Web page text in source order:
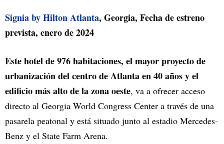
Signia by Hilton Atlanta, Georgia, Fecha de estreno
prevista, enero de 2024
Este hotel de 976 habitaciones, el mayor proyecto de
urbanización del centro de Atlanta en 40 años y el
edificio más alto de la zona oeste, va a ofrecer acceso
directo al Georgia World Congress Center a través de una
pasarela peatonal y está situado junto al estadio Mercedes-
Benz y el State Farm Arena.